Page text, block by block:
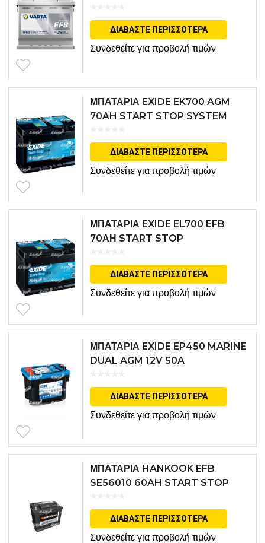
ΔΙΑΒΆΣΤΕ ΠΕΡΙΣΣΌΤΕΡΑ
Συνδεθείτε για προβολή τιμών
ΜΠΑΤΑΡΙΑ EXIDE EK700 AGM
70AH START STOP SYSTEM
ΔΙΑΒΆΣΤΕ ΠΕΡΙΣΣΌΤΕΡΑ
Συνδεθείτε για προβολή τιμών
ΜΠΑΤΑΡΙΑ EXIDE EL700 EFB
70ΑΗ START STOP
ΔΙΑΒΆΣΤΕ ΠΕΡΙΣΣΌΤΕΡΑ
Συνδεθείτε για προβολή τιμών
ΜΠΑΤΑΡΙΑ EXIDE EP450 MARINE
DUAL AGM 12V 50A
ΔΙΑΒΆΣΤΕ ΠΕΡΙΣΣΌΤΕΡΑ
Συνδεθείτε για προβολή τιμών
ΜΠΑΤΑΡΙΑ HANKOOK EFB
SE56010 60AH START STOP
ΔΙΑΒΆΣΤΕ ΠΕΡΙΣΣΌΤΕΡΑ
Συνδεθείτε για προβολή τιμών